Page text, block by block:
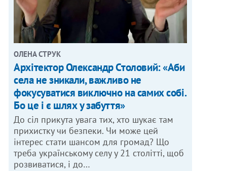
ОЛЕНА СТРУК
Архітектор Олександр Столовий: «Аби
села не зникали, важливо не
фокусуватися виключно на самих собі.
Бо це і є шлях у забуття»
До сіл прикута увага тих, хто шукає там
прихистку чи безпеки. Чи може цей
інтерес стати шансом для громад? Що
треба українському селу у 21 столітті, щоб
розвиватися, і до…